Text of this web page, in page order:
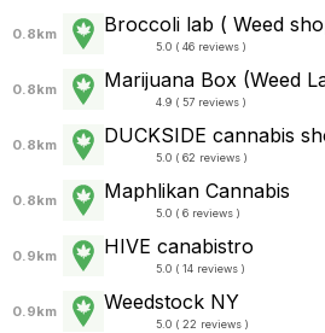
0.8km Broccoli lab ( Weed
5.0 ( 46 reviews )
0.8km Marijuana Box (Weed
4.9 ( 57 reviews )
0.8km DUCKSIDE cannabis
5.0 ( 62 reviews )
0.8km Maphlikan Cannabis
5.0 ( 6 reviews )
0.9km HIVE canabistro
5.0 ( 14 reviews )
0.9km Weedstock NY
5.0 ( 22 reviews )